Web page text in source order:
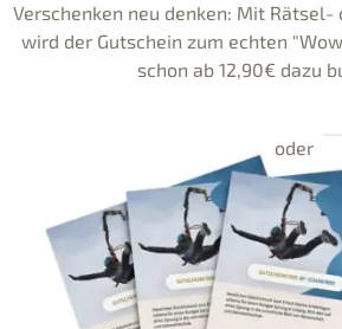
Verschenken neu denken: Mit Rätsel-
wird der Gutschein zum echten
schon ab 12,90€ dazu